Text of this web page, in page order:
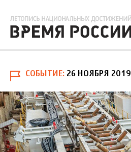
СОБЫТИЕ 26 НОЯБРЯ 2019